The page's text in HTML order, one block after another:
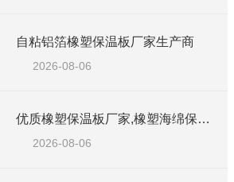
自粘铝箔橡塑保温板厂家生产商
2026-08-06
优质橡塑保温板厂家,橡塑海绵保温材料供货商
2026-08-06